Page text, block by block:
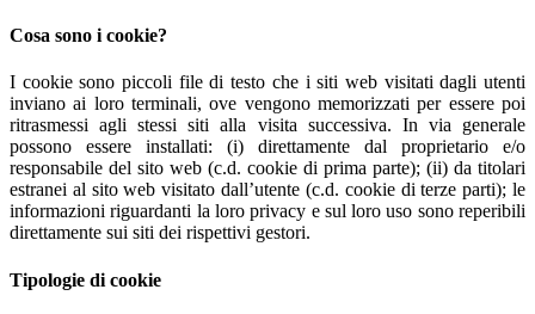
Cosa sono i cookie?
I cookie sono piccoli file di testo che i siti web visitati dagli utenti
inviano ai loro terminali, ove vengono memorizzati per essere poi
ritrasmessi agli stessi siti alla visita successiva. In via generale
possono essere installati: (i) direttamente dal proprietario e/o
responsabile del sito web (c.d. cookie di prima parte); (ii) da titolari
estranei al sito web visitato dall’utente (c.d. cookie di terze parti); le
informazioni riguardanti la loro privacy e sul loro uso sono reperibili
direttamente sui siti dei rispettivi gestori.
Tipologie di cookie